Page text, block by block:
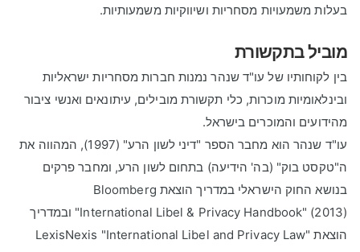
בעלות משמעויות מסחריות ושיווקיות משמעותיות.
מוביל בתקשורת
בין לקוחותיו של עו"ד שנהר נמנות חברות מסחריות ישראליות
ובינלאומיות מוכרות, כלי תקשורת מובילים, עיתונאים ואנשי ציבור
מהידועים והמוכרים בישראל.
עו"ד שנהר הוא מחבר הספר "דיני לשון הרע" (1997), המהווה את
ה"טקסט בוק" (בה' הידיעה) בתחום לשון הרע, ומחבר פרקים
בנושא החוק הישראלי במדריך הוצאת Bloomberg
"International Libel & Privacy Handbook" (2013) ובמדריך
הוצאת LexisNexis "International Libel and Privacy Law"